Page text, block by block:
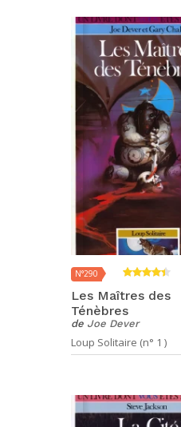
N°290
Les Maîtres des
Ténèbres
de Joe Dever
Loup Solitaire (n° 1 )